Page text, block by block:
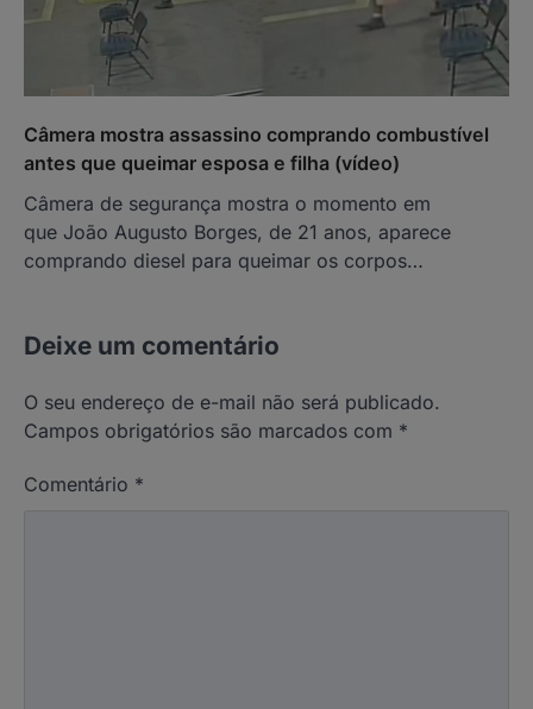
Câmera mostra assassino comprando combustível
antes que queimar esposa e filha (vídeo)
Câmera de segurança mostra o momento em
que João Augusto Borges, de 21 anos, aparece
comprando diesel para queimar os corpos…
Deixe um comentário
O seu endereço de e-mail não será publicado.
Campos obrigatórios são marcados com *
Comentário *